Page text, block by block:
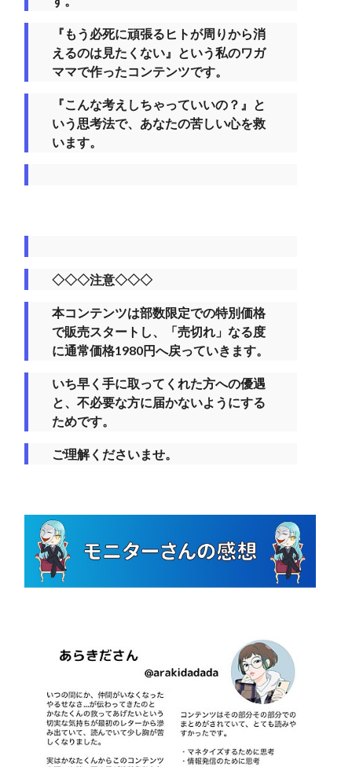
『もう必死に頑張るヒトが周りから消
えるのは見たくない』という私のワガ
ママで作ったコンテンツです。
『こんな考えしちゃっていいの？』と
いう思考法で、あなたの苦しい心を救
います。
◇◇◇注意◇◇◇
本コンテンツは部数限定での特別価格
で販売スタートし、「売切れ」なる度
に通常価格1980円へ戻っていきます。
いち早く手に取ってくれた方への優遇
と、不必要な方に届かないようにする
ためです。
ご理解くださいませ。